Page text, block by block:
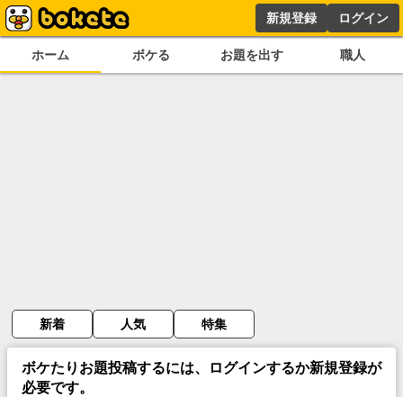
新規登録 ログイン
ホーム ボケる お題を出す 職人
新着 人気 特集
ボケたりお題投稿するには、ログインするか新規登録が
必要です。